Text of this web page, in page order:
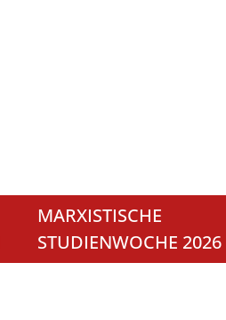
MARXISTISCHE
STUDIENWOCHE 2026